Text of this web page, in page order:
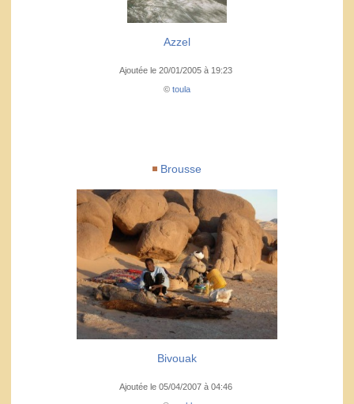
Azzel
Ajoutée le 20/01/2005 à 19:23
© toula
Brousse
Bivouak
Ajoutée le 05/04/2007 à 04:46